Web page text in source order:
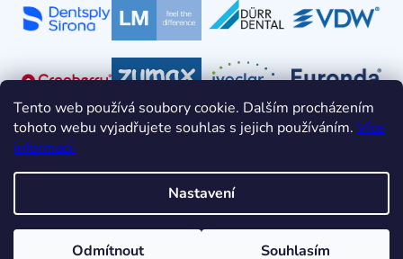
Tento web používá soubory cookie. Dalším procházením
tohoto webu vyjadřujete souhlas s jejich používáním. Více
informací.
Nastavení
Odmítnout Souhlasím
Vytvořil Shoptet